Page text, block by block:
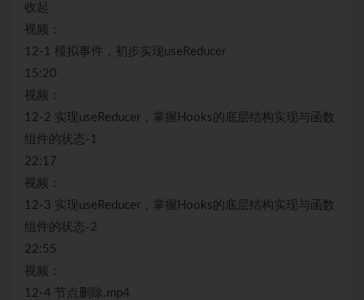
收起
视频：
12-1 模拟事件，初步实现useReducer
15:20
视频：
12-2 实现useReducer，掌握Hooks的底层结构实现与函数
组件的状态-1
22:17
视频：
12-3 实现useReducer，掌握Hooks的底层结构实现与函数
组件的状态-2
22:55
视频：
12-4 节点删除.mp4